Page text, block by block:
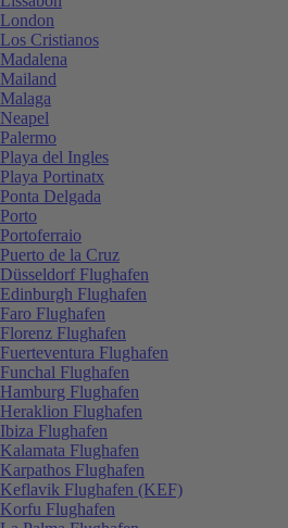
London
Los Cristianos
Madalena
Mailand
Malaga
Neapel
Palermo
Playa del Ingles
Playa Portinatx
Ponta Delgada
Porto
Portoferraio
Puerto de la Cruz
Düsseldorf Flughafen
Edinburgh Flughafen
Faro Flughafen
Florenz Flughafen
Fuerteventura Flughafen
Funchal Flughafen
Hamburg Flughafen
Heraklion Flughafen
Ibiza Flughafen
Kalamata Flughafen
Karpathos Flughafen
Keflavik Flughafen (KEF)
Korfu Flughafen